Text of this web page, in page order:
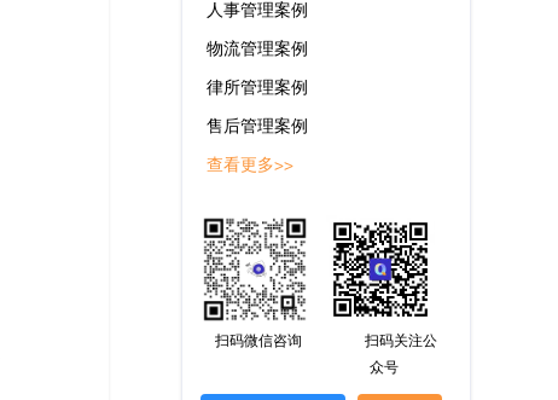
人事管理案例
物流管理案例
律所管理案例
售后管理案例
查看更多>>
扫码微信咨询
扫码关注公
众号